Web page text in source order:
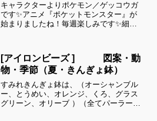
キャラクターよりポケモン／ゲッコウガ
です✨アニメ『ポケットモンスター』が
始まりましたね！毎週楽しみです✨細い
イズは子どもの集中力にもちょうど良い
ようです。全部作ることが...
[アイロンビーズ ] 図案・動
物・季節（夏・きんぎょ鉢）
すみれきんぎょ鉢は、（オーシャンブル
ー、とうめい、オレンジ、くろ、グラス
グリーン、オリーブ ）（全てパーラービ